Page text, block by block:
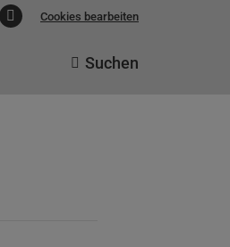
Facebook
Cookies bearbeiten
Search:
Suchen